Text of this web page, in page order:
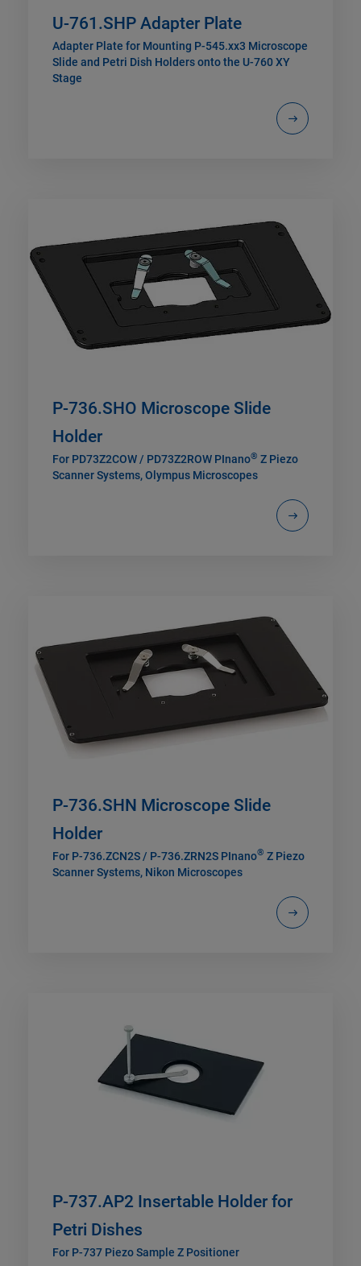
U-761.SHP Adapter Plate
Adapter Plate for Mounting P-545.xx3 Microscope
Slide and Petri Dish Holders onto the U-760 XY
Stage
P-736.SHO Microscope Slide
Holder
For PD73Z2COW / PD73Z2ROW PInano® Z Piezo
Scanner Systems, Olympus Microscopes
P-736.SHN Microscope Slide
Holder
For P-736.ZCN2S / P-736.ZRN2S PInano® Z Piezo
Scanner Systems, Nikon Microscopes
P-737.AP2 Insertable Holder for
Petri Dishes
For P-737 Piezo Sample Z Positioner